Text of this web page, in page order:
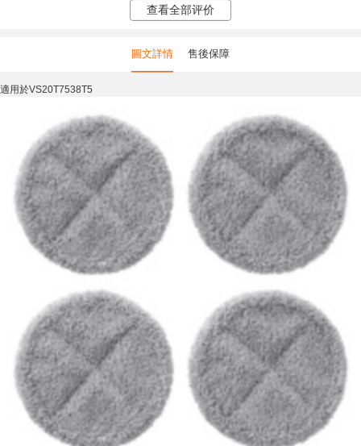
查看全部评价
圖文詳情 售後保障
適用於VS20T7538T5